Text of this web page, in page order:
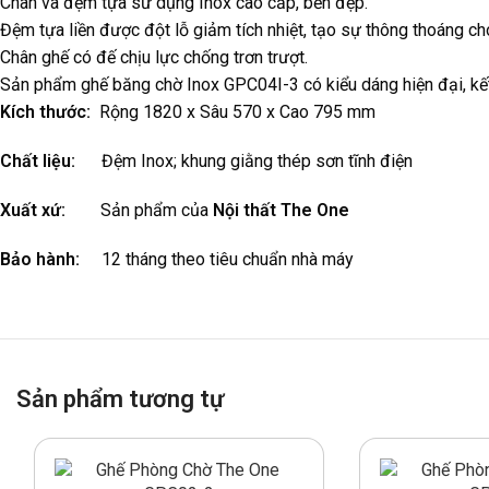
Đệm tựa liền được đột lỗ giảm tích nhiệt, tạo sự thông thoáng
Chân ghế có đế chịu lực chống trơn trượt.
Sản phẩm ghế băng chờ Inox GPC04I-3 có kiểu dáng hiện đại,
Kích thước: Rộng 1820 x Sâu 570 x Cao 795 mm
Chất liệu: Đệm Inox; khung giằng thép sơn tĩnh điện
Xuất xứ: Sản phẩm của Nội thất The One
Bảo hành: 12 tháng theo tiêu chuẩn nhà máy
Sản phẩm tương tự